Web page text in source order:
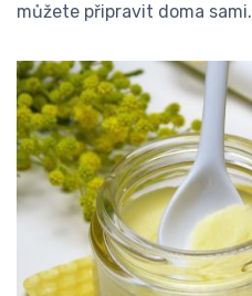
můžete připravit doma sami.